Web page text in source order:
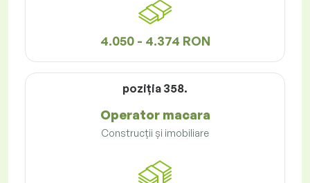
4.050 - 4.374 RON
poziţia 358.
Operator macara
Construcții și imobiliare